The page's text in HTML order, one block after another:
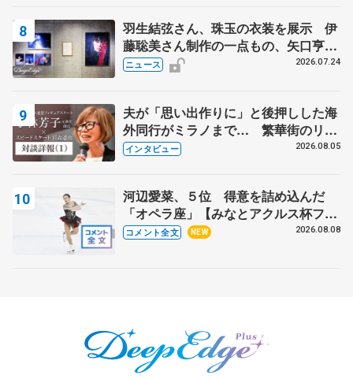
羽生結弦さん、珠玉の衣装を展示 伊
藤聡美さん制作の一点もの、矢口亨さ
んが撮影
ニュース 2026.07.24
夫が「思い出作りに」と後押しした海
外同行がミラノまで… 繁華街のリン
クでは不良のお兄さんも味方に 小林
インタビュー 2026.08.05
河辺愛菜、５位 得意を詰め込んだ
「オペラ座」【みなとアクルス杯フリ
ー】
コメント全文 NEW 2026.08.08